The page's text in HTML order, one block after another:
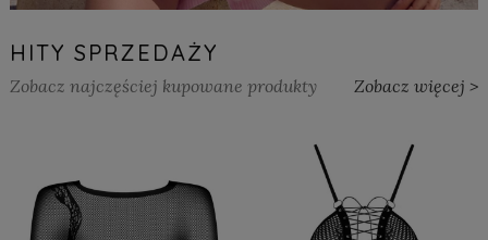
HITY SPRZEDAŻY
Zobacz najczęściej kupowane produkty Zobacz więcej >